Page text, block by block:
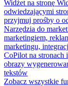
Widżet na stronę
odwiedzającymi
przyjmuj prośby o
Narzędzia do
marketingiem,
marketingu,
CoPilot na stronach
obrazy
tekstów
Zobacz wszystkie